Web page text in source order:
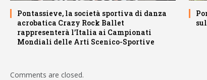
Pontassieve, la società sportiva di danza
acrobatica Crazy Rock Ballet
rappresenterà l’Italia ai Campionati
Mondiali delle Arti Scenico-Sportive
Comments are closed.